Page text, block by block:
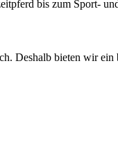
bis zum Sport-
Deshalb bieten wir